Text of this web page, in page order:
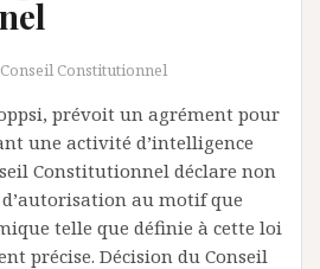
Conseil Constitutionnel
prévoit un agrément pour
une activité d’intelligence
Constitutionnel déclare non
au motif que
telle que définie à cette loi
précise. Décision du Conseil